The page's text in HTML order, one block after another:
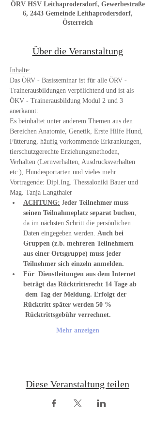
ÖRV HSV Leithaprodersdorf, Gewerbestraße
6, 2443 Gemeinde Leithaprodersdorf,
Österreich
Über die Veranstaltung
Inhalte:
Das ÖRV - Basisseminar ist für alle ÖRV -
Trainerausbildungen verpflichtend und ist als
ÖKV - Trainerausbildung Modul 2 und 3
anerkannt:
Es beinhaltet unter anderem Themen aus den
Bereichen Anatomie, Genetik, Erste Hilfe Hund,
Fütterung, häufig vorkommende Erkrankungen,
tierschutzgerechte Erziehungsmethoden,
Verhalten (Lernverhalten, Ausdrucksverhalten
etc.), Hundesportarten und vieles mehr.
Vortragende: Dipl.Ing. Thessaloniki Bauer und
Mag. Tanja Langthaler
ACHTUNG: Jeder Teilnehmer muss
seinen Teilnahmeplatz separat buchen,
da im nächsten Schritt die persönlichen
Daten eingegeben werden. Auch bei
Gruppen (z.b. mehreren Teilnehmern
aus einer Ortsgruppe) muss jeder
Teilnehmer sich einzeln anmelden.
Für  Dienstleitungen aus dem Internet
beträgt das Rücktrittsrecht 14 Tage ab
dem Tag der Meldung. Erfolgt der
Rücktritt später werden 50 %
Rücktrittsgebühr verrechnet.
Mehr anzeigen
Diese Veranstaltung teilen